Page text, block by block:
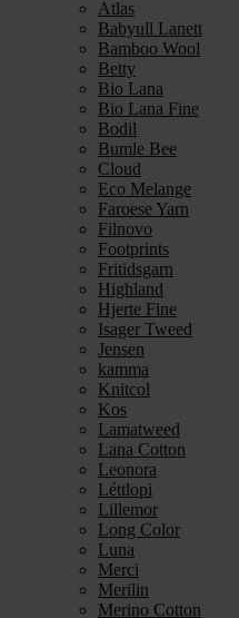
Atlas
Babyull Lanett
Bamboo Wool
Betty
Bio Lana
Bio Lana Fine
Bodil
Bumle Bee
Cloud
Eco Melange
Faroese Yarn
Filnovo
Footprints
Fritidsgarn
Highland
Hjerte Fine
Isager Tweed
Jensen
kamma
Knitcol
Kos
Lamatweed
Lana Cotton
Leonora
Léttlopi
Lillemor
Long Color
Luna
Merci
Merilin
Merino Cotton